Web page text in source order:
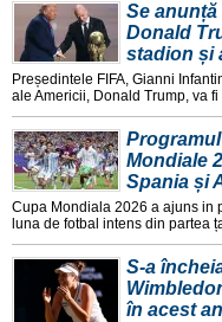
Se
Donald
stadion și
Președintele FIFA, Gianni
ale Americii, Donald Trump, va fi
Mondiale
Spania și
Cupa Mondiala 2026 a ajuns in
luna de fotbal intens din partea
S-a
în acest